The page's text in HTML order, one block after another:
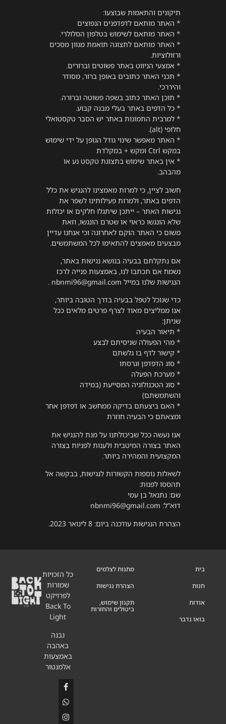
תיקונים והתאמות שבוצעו:
* האתר מותאם לדפדפנים הנפוצים
* האתר מותאם לשימוש בטלפון הסלולרי.
* האתר מותאם לתצוגה תואמת מגוון מסכים
ורזולוציות.
* אמצעי הניווט באתר פשוטים וברורים.
* תכני האתר כתובים באופן ברור, מסודר
והיררכי.
* תוכן האתר כתוב בשפה פשוטה וברורה.
* כל הדפים באתר בעלי מבנה קבוע.
* למרבית התמונות באתר יש הסבר טקסטואלי
חלופי (alt).
* האתר מאפשר שינוי גודל הגופן על ידי שימוש
במקש Ctrl ומקש + במקלדת
* אין באתר שימוש בתצוגת טקסט נע או
מהבהב.
חשוב לציין, כי למרות מאמצינו להנגיש את כלל
הדפים באתר, ולמרות פעילותינו לשפר את
נגישות האתר – ייתכן שיתגלו חלקים או יכולות
שלא הונגשו כראוי או שטרם הונגשו, וזאת
משום כי האתר הוקם לאחרונה וכי אנחנו עדיין
מבצעים מאמצים להתאימו לכל המשתמשים.
אם נתקלתם בבעיה בנושא נגישות באתר,
נשמח אם תכתבו לנו, באמצעות פנייה לרכז
הנגישות שלנו במייל nbnmi96@gmail.com .
כדי שנוכל לטפל בבעיה בדרך הטובה ביותר,
אנו ממליצים מאוד לצרף פרטים מלאים ככל
שניתן:
* תיאור הבעיה
* מהי הפעולה שניסיתם לבצע
* קישור לדף בו גלשתם
* סוג הדפדפן וגרסתו
* מערכת הפעלה
* סוג הטכנולוגיה המסייעת (במידה
והשתמשתם)
* האם ביצעתם בדיקה ממחשב או דפדפן אחר
ומצאתם כי הבעיה חוזרת
אנו נעשה ככל שביכולתנו על מנת להנגיש את
האתר בצורה המיטבית ולענות לפניות בצורה
המקצועית והמהירה ביותר.
לשאלות נוספות הקשורות לנגישות, בבקשה אל
תהססו לפנות:
שם: נתנאל בן עמי
דוא”ל: nbnmi96@gmail.com
הצהרת הנגישות עודכנה ביום: 8 לינואר 2023.
בית
חנות
אודות
בואו נדבר
מתנות לצלמים
הצהרת נגישות
תקנון שימוש,
ביטולים והחזרות
כל הזכויות
שמורות
לפרויקט
Back To
Light
נבנה
באהבה
באמצעות
אלמנטור